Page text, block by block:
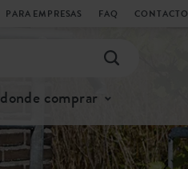
PARA EMPRESAS FAQ CONTACTO
donde comprar